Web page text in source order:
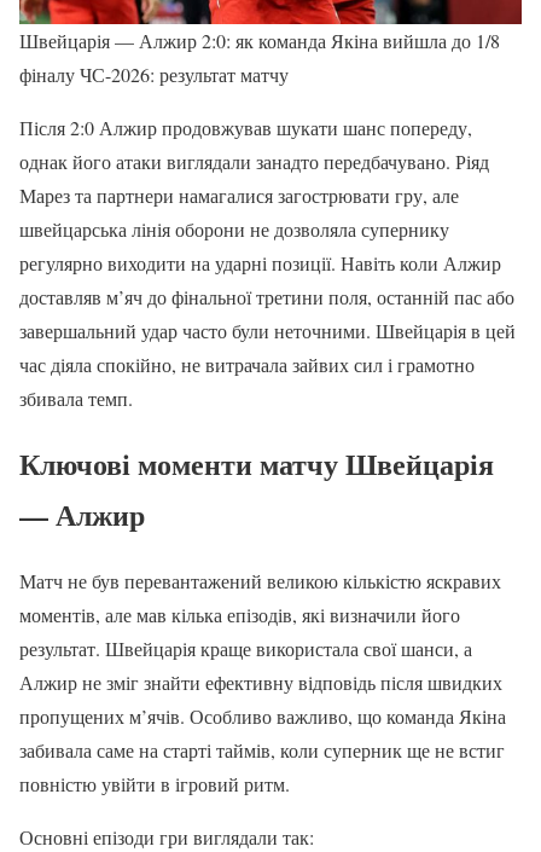
Швейцарія — Алжир 2:0: як команда Якіна вийшла до 1/8
фіналу ЧС-2026: результат матчу
Після 2:0 Алжир продовжував шукати шанс попереду,
однак його атаки виглядали занадто передбачувано. Ріяд
Марез та партнери намагалися загострювати гру, але
швейцарська лінія оборони не дозволяла супернику
регулярно виходити на ударні позиції. Навіть коли Алжир
доставляв м’яч до фінальної третини поля, останній пас або
завершальний удар часто були неточними. Швейцарія в цей
час діяла спокійно, не витрачала зайвих сил і грамотно
збивала темп.
Ключові моменти матчу Швейцарія
— Алжир
Матч не був перевантажений великою кількістю яскравих
моментів, але мав кілька епізодів, які визначили його
результат. Швейцарія краще використала свої шанси, а
Алжир не зміг знайти ефективну відповідь після швидких
пропущених м’ячів. Особливо важливо, що команда Якіна
забивала саме на старті таймів, коли суперник ще не встиг
повністю увійти в ігровий ритм.
Основні епізоди гри виглядали так: